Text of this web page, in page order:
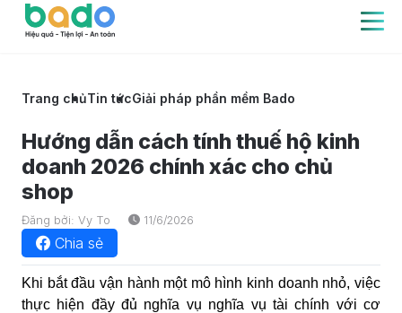
Trang chủTin tứcGiải pháp phần mềm Bado
Hướng dẫn cách tính thuế hộ kinh
doanh 2026 chính xác cho chủ
shop
Đăng bởi: Vy To 11/6/2026
Chia sẻ
Khi bắt đầu vận hành một mô hình kinh doanh nhỏ, việc
thực hiện đầy đủ nghĩa vụ nghĩa vụ tài chính với cơ